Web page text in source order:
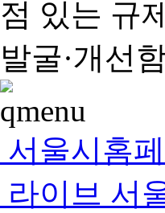
점 있는 규
발굴·개선
서울시홈
라이브 서